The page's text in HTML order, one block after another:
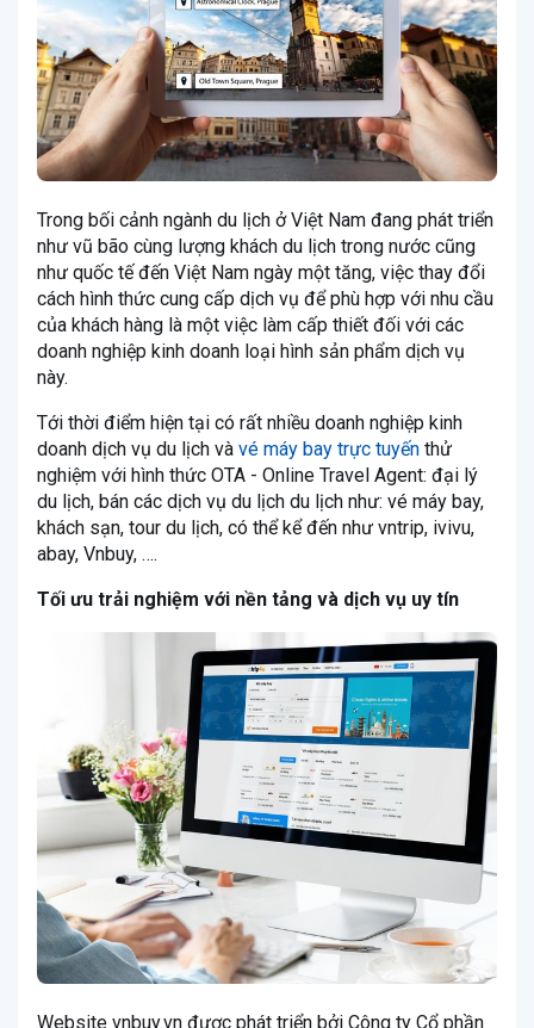
Trong bối cảnh ngành du lịch ở Việt Nam đang phát triển
như vũ bão cùng lượng khách du lịch trong nước cũng
như quốc tế đến Việt Nam ngày một tăng, việc thay đổi
cách hình thức cung cấp dịch vụ để phù hợp với nhu cầu
của khách hàng là một việc làm cấp thiết đối với các
doanh nghiệp kinh doanh loại hình sản phẩm dịch vụ
này.
Tới thời điểm hiện tại có rất nhiều doanh nghiệp kinh
doanh dịch vụ du lịch và vé máy bay trực tuyến thử
nghiệm với hình thức OTA - Online Travel Agent: đại lý
du lịch, bán các dịch vụ du lịch du lịch như: vé máy bay,
khách sạn, tour du lịch, có thể kể đến như vntrip, ivivu,
abay, Vnbuy, ….
Tối ưu trải nghiệm với nền tảng và dịch vụ uy tín
Website vnbuy.vn được phát triển bởi Công ty Cổ phần